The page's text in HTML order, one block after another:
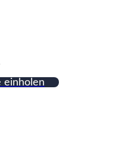
einholen